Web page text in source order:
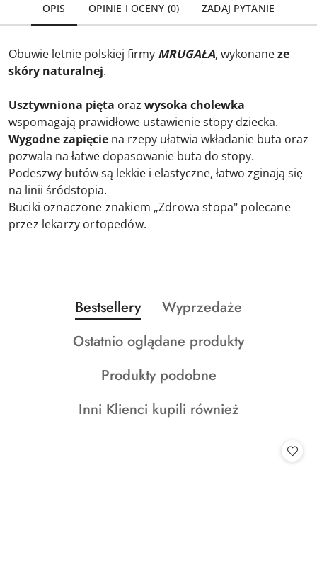
OPIS OPINIE I OCENY (0) ZADAJ PYTANIE
Obuwie letnie polskiej firmy MRUGAŁA, wykonaneze
skóry naturalnej.
Usztywniona pięta oraz wysoka cholewka
wspomagają prawidłowe ustawienie stopy dziecka.
Wygodne zapięcie na rzepy ułatwia wkładanie buta oraz
pozwala na łatwe dopasowanie buta do stopy.
Podeszwy butów są lekkie i elastyczne, łatwo zginają się
na linii śródstopia.
Buciki oznaczone znakiem „Zdrowa stopa" polecane
przez lekarzy ortopedów.
Pomiń karuzelę produktów
Produkty
o
statusie:
Bestsellery
Produkty
statusie:
Wyprzedaże
Produkty
statusie:
Ostatnio oglądane produkty
Produkty
statusie:
Produkty podobne
Produkty
Inni Klienci kupili również